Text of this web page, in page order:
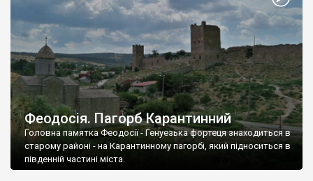
Феодосія. Пагорб Карантинний
Головна памятка Феодосії - Генуезька фортеця знаходиться в
старому районі - на Карантинному пагорбі, який підноситься в
південній частині міста.